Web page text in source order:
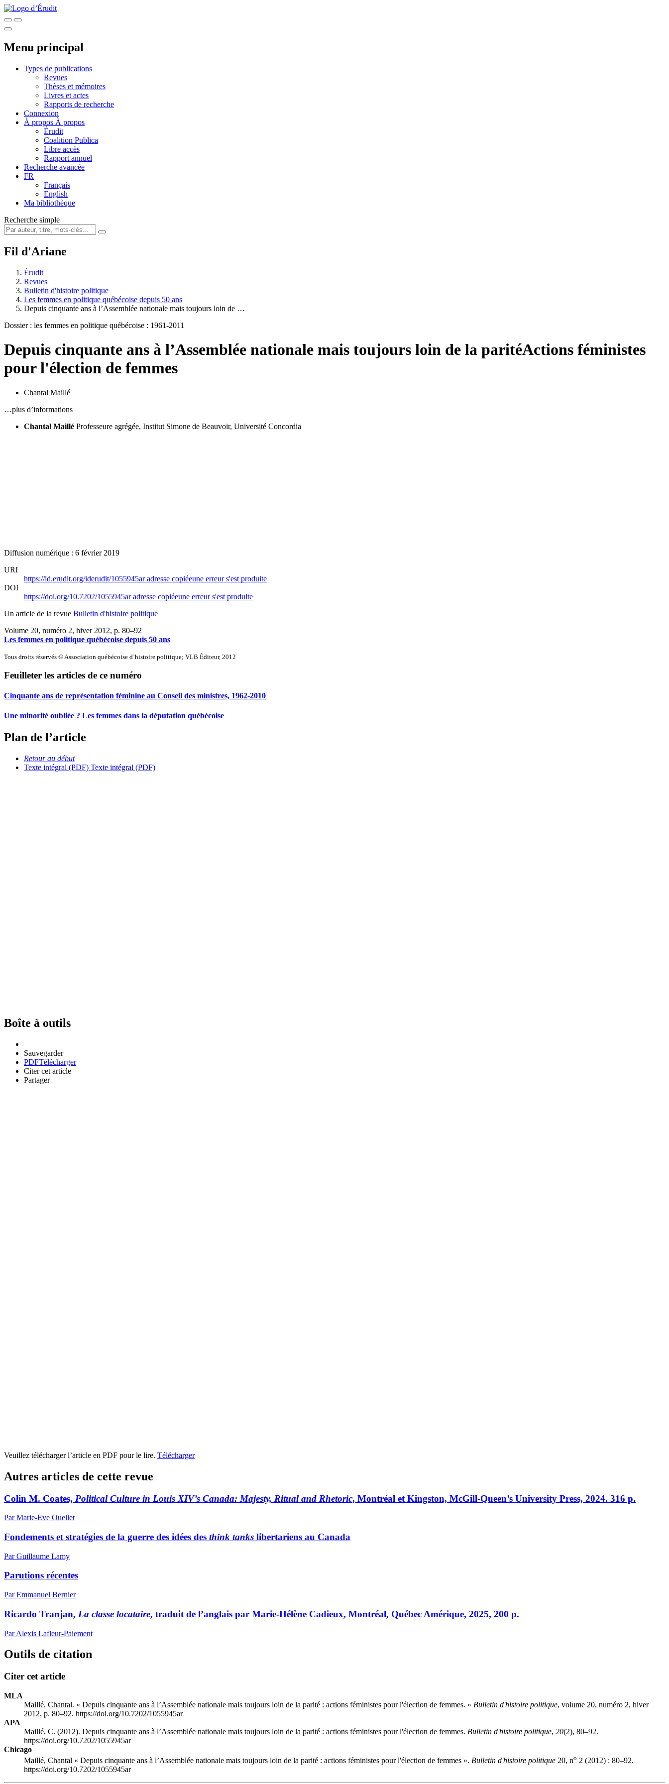
Menu principal
Types de publications
Revues
Thèses et mémoires
Livres et actes
Rapports de recherche
Connexion
À propos À propos
Érudit
Coalition Publica
Libre accès
Rapport annuel
Recherche avancée
FR
Français
English
Ma bibliothèque
Recherche simple
Fil d'Ariane
Érudit
Revues
Bulletin d'histoire politique
Les femmes en politique québécoise depuis 50 ans
Depuis cinquante ans à l’Assemblée nationale mais toujours loin de …
Dossier : les femmes en politique québécoise : 1961-2011
Depuis cinquante ans à l’Assemblée nationale mais toujours loin de la paritéActions féministes
pour l'élection de femmes
Chantal Maillé
…plus d’informations
Chantal Maillé Professeure agrégée, Institut Simone de Beauvoir, Université Concordia
Diffusion numérique : 6 février 2019
URI
https://id.erudit.org/iderudit/1055945aradresse copiéeune erreur s'est produite
DOI
https://doi.org/10.7202/1055945aradresse copiéeune erreur s'est produite
Un article de la revue Bulletin d'histoire politique
Volume 20, numéro 2, hiver 2012, p. 80–92
Les femmes en politique québécoise depuis 50 ans
Tous droits réservés © Association québécoise d’histoire politique; VLB Éditeur, 2012
Feuilleter les articles de ce numéro
Cinquante ans de représentation féminine au Conseil des ministres, 1962-2010
Une minorité oubliée ? Les femmes dans la députation québécoise
Plan de l’article
Retour au début
Texte intégral (PDF) Texte intégral (PDF)
Boîte à outils
Sauvegarder
PDFTélécharger
Citer cet article
Partager
Veuillez télécharger l’article en PDF pour le lire. Télécharger
Autres articles de cette revue
Colin M. Coates, Political Culture in Louis XIV’s Canada: Majesty, Ritual and Rhetoric, Montréal et Kingston, McGill-Queen’s University Press, 2024. 316 p.
Par Marie-Eve Ouellet
Fondements et stratégies de la guerre des idées des think tanks libertariens au Canada
Par Guillaume Lamy
Parutions récentes
Par Emmanuel Bernier
Ricardo Tranjan, La classe locataire, traduit de l’anglais par Marie-Hélène Cadieux, Montréal, Québec Amérique, 2025, 200 p.
Par Alexis Lafleur-Paiement
Outils de citation
Citer cet article
MLA
Maillé, Chantal. « Depuis cinquante ans à l’Assemblée nationale mais toujours loin de la parité : actions féministes pour l'élection de femmes. » Bulletin d'histoire politique, volume 20, numéro 2, hiver
2012, p. 80–92. https://doi.org/10.7202/1055945ar
APA
Maillé, C. (2012). Depuis cinquante ans à l’Assemblée nationale mais toujours loin de la parité : actions féministes pour l'élection de femmes. Bulletin d'histoire politique, 20(2), 80–92.
https://doi.org/10.7202/1055945ar
Chicago
Maillé, Chantal « Depuis cinquante ans à l’Assemblée nationale mais toujours loin de la parité : actions féministes pour l'élection de femmes ». Bulletin d'histoire politique 20, no 2 (2012) : 80–92.
https://doi.org/10.7202/1055945ar